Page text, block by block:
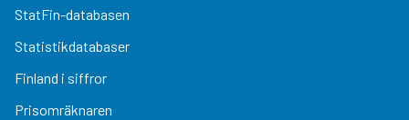
StatFin-databasen
Statistikdatabaser
Finland i siffror
Prisomräknaren